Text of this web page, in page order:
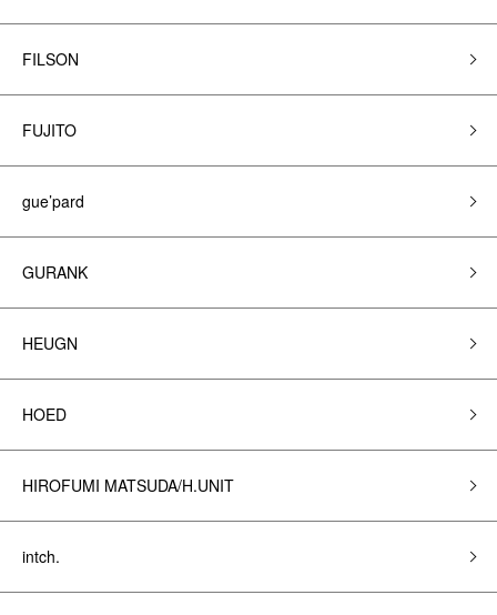
FILSON
FUJITO
gue’pard
GURANK
HEUGN
HOED
HIROFUMI MATSUDA/H.UNIT
intch.